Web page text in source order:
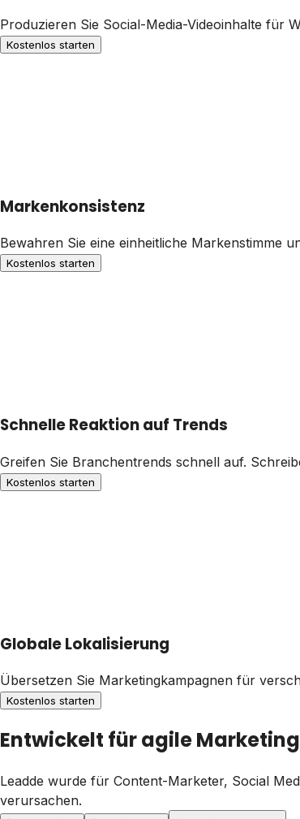
Produzieren Sie Social-Media-Videoinhalte für
Kostenlos starten
Markenkonsistenz
Bewahren Sie eine einheitliche Markenstimme
Kostenlos starten
Schnelle Reaktion auf Trends
Greifen Sie Branchentrends schnell auf.
Kostenlos starten
Globale Lokalisierung
Übersetzen Sie Marketingkampagnen für
Kostenlos starten
Entwickelt für agile
Leadde wurde für Content-Marketer, Social
verursachen.